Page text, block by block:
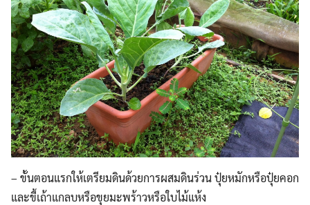
– ขั้นตอนแรกให้เตรียมดินด้วยการผสมดินร่วน ปุ๋ยหมักหรือปุ๋ยคอก
และขี้เถ้าแกลบหรือขุยมะพร้าวหรือใบไม้แห้ง